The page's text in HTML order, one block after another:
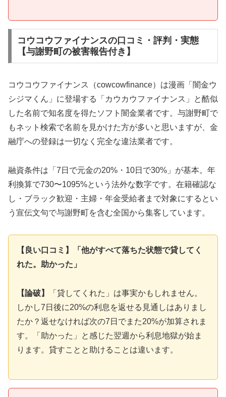
コウコウファイナンスの口コミ・評判・実態
【与謝野町の被害報告付き】
コウコウファイナンス（cowcowfinance）は漫画「闇金ウ
シジマくん」に登場する「カウカウファイナンス」と酷似
した名前で知名度を得たソフト闇金業者です。与謝野町で
もネット検索で名前を見かけた方が多いと思いますが、金
融庁への登録は一切なく完全な違法業者です。
融資条件は「7日で元金の20%・10日で30%」が基本。年
利換算で730〜1095%という法外な数字です。在籍確認な
し・ブラック歓迎・主婦・年金受給者まで対象にするとい
う宣伝文句で与謝野町を含む全国から集客しています。
【良い口コミ】「他がすべて落ちた状態で貸してく
れた。助かった」
【論破】
「貸してくれた」は事実かもしれません。
しかし7日後に20%の利息を返せる見通しはありまし
たか？返せなければ次の7日でまた20%が加算されま
す。「助かった」と感じた翌週から利息地獄が始ま
ります。貸すことと助けることは違います。